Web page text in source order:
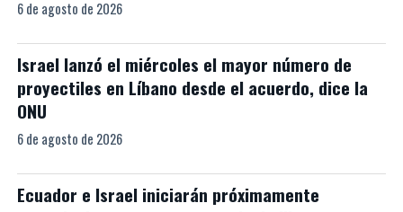
6 de agosto de 2026
Israel lanzó el miércoles el mayor número de
proyectiles en Líbano desde el acuerdo, dice la
ONU
6 de agosto de 2026
Ecuador e Israel iniciarán próximamente